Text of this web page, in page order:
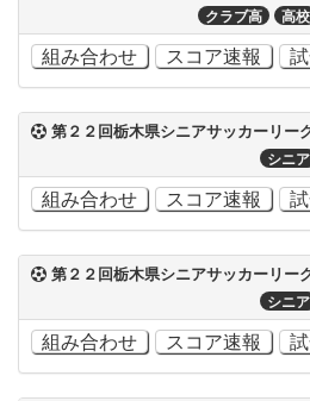
クラブ高 高校
組み合わせ スコア速報
第２２回栃木県シニアサッカーリー
シニア
組み合わせ スコア速報
第２２回栃木県シニアサッカーリー
シニア
組み合わせ スコア速報